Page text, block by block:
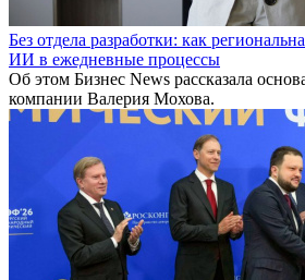
Без отдела разработки: как
ИИ в ежедневные процессы
Об этом Бизнес News рассказала
компании Валерия Мохова.